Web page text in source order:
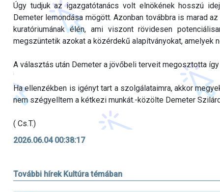
Úgy tudjuk az igazgatótanács volt elnökének hosszú
Demeter lemondása mögött. Azonban továbbra is marad
kuratóriumának élén, ami viszont rövidesen
megszüntetik azokat a közérdekű alapítványokat, amelyek
A választás után Demeter a jövőbeli terveit megosztotta
Ha ellenzékben is igényt tart a szolgálataimra, akkor
nem szégyelltem a kétkezi munkát.-közölte Demeter
( Cs.T.)
2026.06.04 00:38:17
További hírek Kultúra témában